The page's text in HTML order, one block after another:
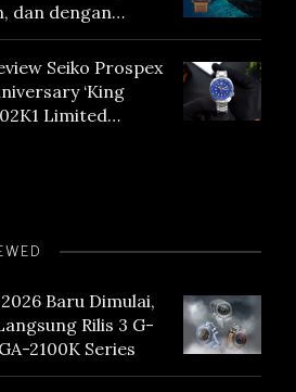
dan dengan
Seiko Prospex
‘King
Limited
Baru Dimulai,
Rilis 3 G-
2100K Series